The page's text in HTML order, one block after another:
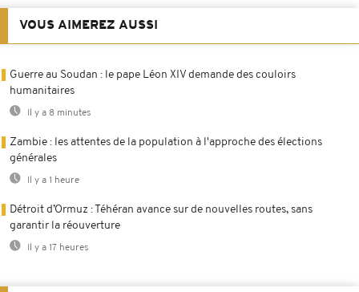
VOUS AIMEREZ AUSSI
Guerre au Soudan : le pape Léon XIV demande des couloirs
humanitaires
Il y a 8 minutes
Zambie : les attentes de la population à l'approche des élections
générales
Il y a 1 heure
Détroit d’Ormuz : Téhéran avance sur de nouvelles routes, sans
garantir la réouverture
Il y a 17 heures